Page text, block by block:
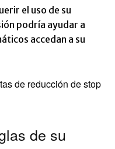
el uso de su
podría ayudar a
accedan a su
de reducción de stop
de su